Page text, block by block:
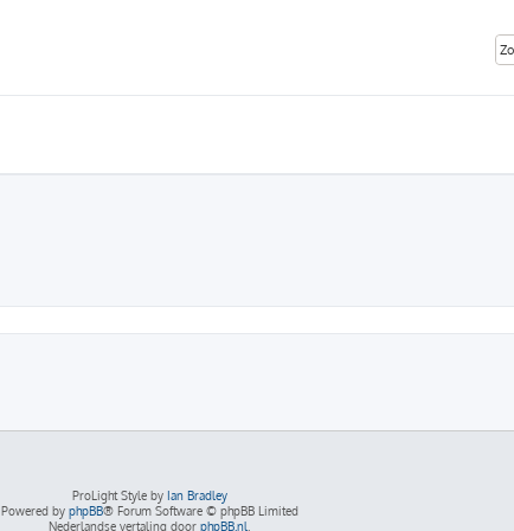
ProLight Style by Ian Bradley
Powered by phpBB® Forum Software © phpBB Limited
Nederlandse vertaling door phpBB.nl